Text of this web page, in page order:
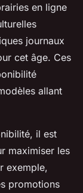
en ligne
journaux
cet âge. Ces
allant
il est
maximiser les
exemple,
promotions